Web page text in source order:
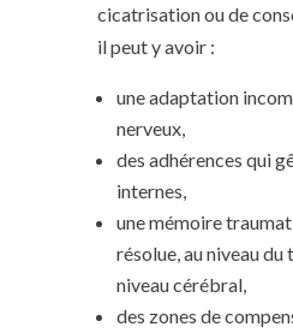
cicatrisation ou de
il peut y avoir :
une adaptation
nerveux,
des adhérences qui
internes,
une mémoire
résolue, au niveau du
niveau cérébral,
des zones de